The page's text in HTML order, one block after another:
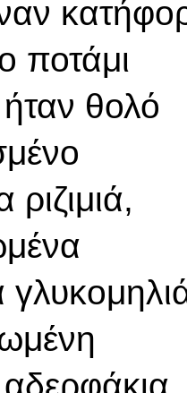
ποτάμι
ήταν θολό
ριζιμιά,
αδερφάκια